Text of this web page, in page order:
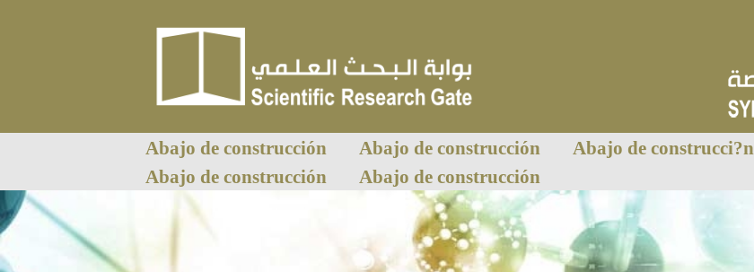
Abajo de construcción Abajo de construcción Abajo de construcci?n
Abajo de construcción
Abajo de construcción